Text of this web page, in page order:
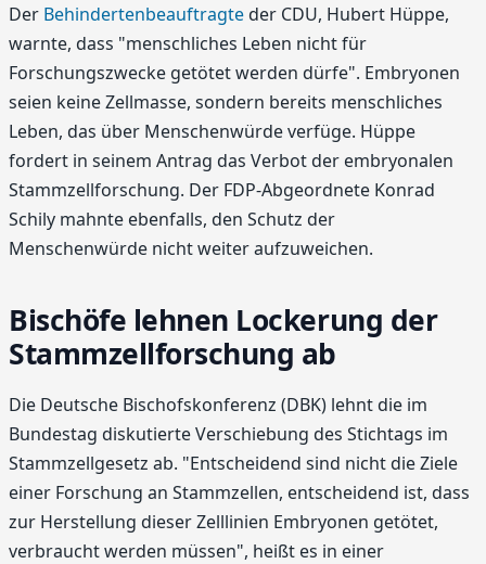
Der Behindertenbeauftragteder CDU, Hubert Hüppe,
warnte, dass "menschliches Leben nicht für
Forschungszwecke getötet werden dürfe". Embryonen
seien keine Zellmasse, sondern bereits menschliches
Leben, das über Menschenwürde verfüge. Hüppe
fordert in seinem Antrag das Verbot der embryonalen
Stammzellforschung. Der FDP-Abgeordnete Konrad
Schily mahnte ebenfalls, den Schutz der
Menschenwürde nicht weiter aufzuweichen.
Bischöfe lehnen Lockerung der
Stammzellforschung ab
Die Deutsche Bischofskonferenz (DBK) lehnt die im
Bundestag diskutierte Verschiebung des Stichtags im
Stammzellgesetz ab. "Entscheidend sind nicht die Ziele
einer Forschung an Stammzellen, entscheidend ist, dass
zur Herstellung dieser Zelllinien Embryonen getötet,
verbraucht werden müssen", heißt es in einer